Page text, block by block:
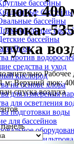
бассейны
бассейны
бассейны
бассейны
против
средства и уход
кислород
на основе хлора
для измерения
для осветления
подготовки воды
для бассейнов
400
Рабочее
м; Верхний люк:
спуска воздуха